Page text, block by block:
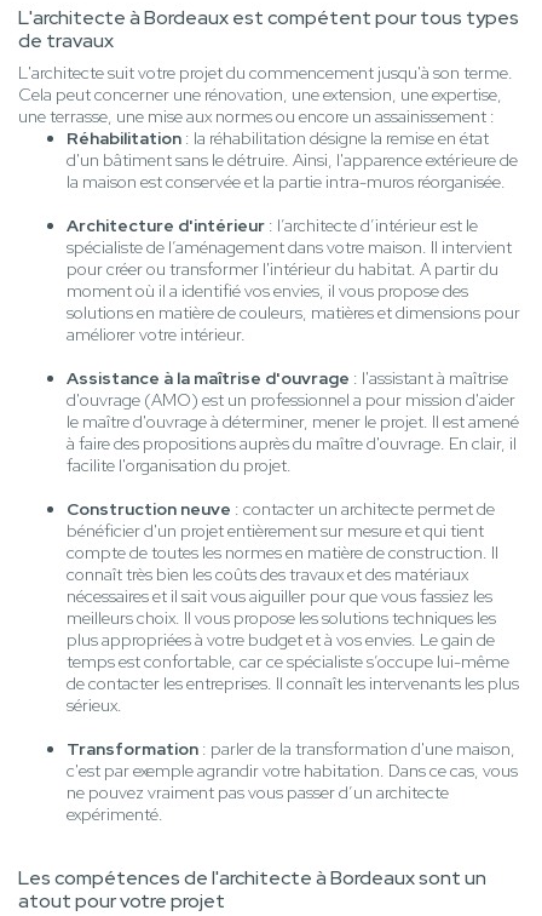
L'architecte à Bordeaux est compétent pour tous types
de travaux
L'architecte suit votre projet du commencement jusqu'à son terme.
Cela peut concerner une rénovation, une extension, une expertise,
une terrasse, une mise aux normes ou encore un assainissement :
Réhabilitation : la réhabilitation désigne la remise en état
d'un bâtiment sans le détruire. Ainsi, l'apparence extérieure de
la maison est conservée et la partie intra-muros réorganisée.
Architecture d'intérieur : l’architecte d’intérieur est le
spécialiste de l’aménagement dans votre maison. Il intervient
pour créer ou transformer l'intérieur du habitat. A partir du
moment où il a identifié vos envies, il vous propose des
solutions en matière de couleurs, matières et dimensions pour
améliorer votre intérieur.
Assistance à la maîtrise d'ouvrage : l'assistant à maîtrise
d'ouvrage (AMO) est un professionnel a pour mission d'aider
le maître d'ouvrage à déterminer, mener le projet. Il est amené
à faire des propositions auprès du maître d'ouvrage. En clair, il
facilite l'organisation du projet.
Construction neuve : contacter un architecte permet de
bénéficier d'un projet entièrement sur mesure et qui tient
compte de toutes les normes en matière de construction. Il
connaît très bien les coûts des travaux et des matériaux
nécessaires et il sait vous aiguiller pour que vous fassiez les
meilleurs choix. Il vous propose les solutions techniques les
plus appropriées à votre budget et à vos envies. Le gain de
temps est confortable, car ce spécialiste s’occupe lui-même
de contacter les entreprises. Il connaît les intervenants les plus
sérieux.
Transformation : parler de la transformation d'une maison,
c'est par exemple agrandir votre habitation. Dans ce cas, vous
ne pouvez vraiment pas vous passer d’un architecte
expérimenté.
Les compétences de l'architecte à Bordeaux sont un
atout pour votre projet